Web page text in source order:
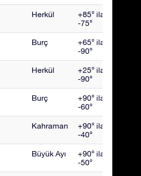
Herkül
+85° ila
-75°
Burç
+65° ila
-90°
Herkül
+25° ila
-90°
Burç
+90° ila
-60°
Kahraman
+90° ila
-40°
Büyük Ayı
+90° ila
-50°